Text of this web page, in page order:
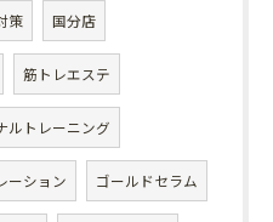
策 国分店
筋トレエステ
ルトレーニング
ーション ゴールドセラム